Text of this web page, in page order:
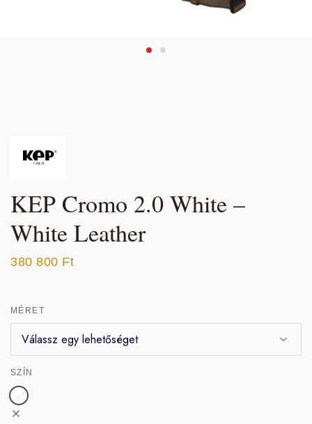
KEP Cromo 2.0 White –
White Leather
380 800 Ft
MÉRET
SZÍN